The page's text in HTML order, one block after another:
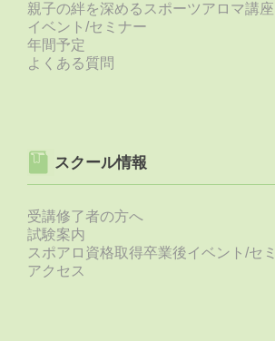
親子の絆を深めるスポーツアロマ講座
イベント/セミナー
年間予定
よくある質問
スクール情報
受講修了者の方へ
試験案内
スポアロ資格取得卒業後イベント/セ
アクセス